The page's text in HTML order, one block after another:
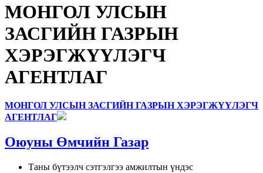
МОНГОЛ УЛСЫН
ЗАСГИЙН ГАЗРЫН
ХЭРЭГЖҮҮЛЭГЧ
АГЕНТЛАГ
МОНГОЛ УЛСЫН ЗАСГИЙН ГАЗРЫН ХЭРЭГЖҮҮЛЭГЧ
АГЕНТЛАГ
Оюуны Өмчийн Газар
Таны бүтээлч сэтгэлгээ амжилтын үндэс